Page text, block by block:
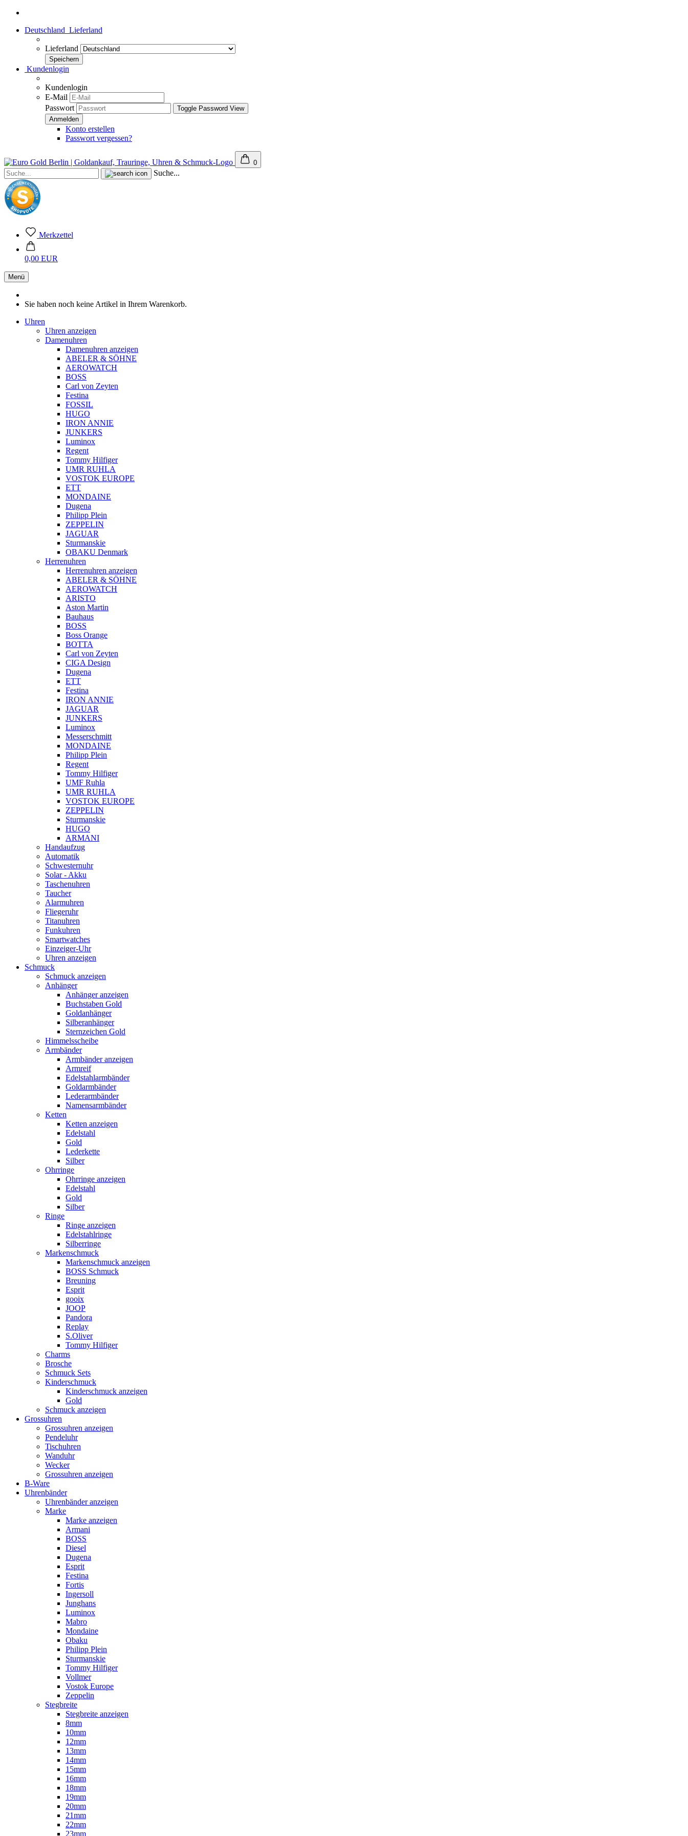
Deutschland Lieferland
Lieferland
Kundenlogin
Kundenlogin
E-Mail
Passwort
Toggle Password View
Konto erstellen
Passwort vergessen?
0
Suche...
Merkzettel
0,00 EUR
Menü
Sie haben noch keine Artikel in Ihrem Warenkorb.
Uhren
Uhren anzeigen
Damenuhren
Damenuhren anzeigen
ABELER & SÖHNE
AEROWATCH
BOSS
Carl von Zeyten
Festina
FOSSIL
HUGO
IRON ANNIE
JUNKERS
Luminox
Regent
Tommy Hilfiger
UMR RUHLA
VOSTOK EUROPE
ETT
MONDAINE
Dugena
Philipp Plein
ZEPPELIN
JAGUAR
Sturmanskie
OBAKU Denmark
Herrenuhren
Herrenuhren anzeigen
ABELER & SÖHNE
AEROWATCH
ARISTO
Aston Martin
Bauhaus
BOSS
Boss Orange
BOTTA
Carl von Zeyten
CIGA Design
Dugena
ETT
Festina
IRON ANNIE
JAGUAR
JUNKERS
Luminox
Messerschmitt
MONDAINE
Philipp Plein
Regent
Tommy Hilfiger
UMF Ruhla
UMR RUHLA
VOSTOK EUROPE
ZEPPELIN
Sturmanskie
HUGO
ARMANI
Handaufzug
Automatik
Schwesternuhr
Solar - Akku
Taschenuhren
Taucher
Alarmuhren
Fliegeruhr
Titanuhren
Funkuhren
Smartwatches
Einzeiger-Uhr
Uhren anzeigen
Schmuck
Schmuck anzeigen
Anhänger
Anhänger anzeigen
Buchstaben Gold
Goldanhänger
Silberanhänger
Sternzeichen Gold
Himmelsscheibe
Armbänder
Armbänder anzeigen
Armreif
Edelstahlarmbänder
Goldarmbänder
Lederarmbänder
Namensarmbänder
Ketten
Ketten anzeigen
Edelstahl
Gold
Lederkette
Silber
Ohrringe
Ohrringe anzeigen
Edelstahl
Gold
Silber
Ringe
Ringe anzeigen
Edelstahlringe
Silberringe
Markenschmuck
Markenschmuck anzeigen
BOSS Schmuck
Breuning
Esprit
gooix
JOOP
Pandora
Replay
S.Oliver
Tommy Hilfiger
Charms
Brosche
Schmuck Sets
Kinderschmuck
Kinderschmuck anzeigen
Gold
Schmuck anzeigen
Grossuhren
Grossuhren anzeigen
Pendeluhr
Tischuhren
Wanduhr
Wecker
Grossuhren anzeigen
B-Ware
Uhrenbänder
Uhrenbänder anzeigen
Marke
Marke anzeigen
Armani
BOSS
Diesel
Dugena
Esprit
Festina
Fortis
Ingersoll
Junghans
Luminox
Mabro
Mondaine
Obaku
Philipp Plein
Sturmanskie
Tommy Hilfiger
Vollmer
Vostok Europe
Zeppelin
Stegbreite
Stegbreite anzeigen
8mm
10mm
12mm
13mm
14mm
15mm
16mm
18mm
19mm
20mm
21mm
22mm
23mm